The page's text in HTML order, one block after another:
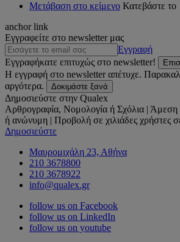
Μετάβαση στο κείμενο Κατεβάστε το
anchor link
Εγγραφείτε στο newsletter μας
Εγγραφή
Εγγραφήκατε επιτυχώς στο newsletter!
Η εγγραφή στο newsletter απέτυχε.
αργότερα.
Δοκιμάστε ξανά
Δημοσιεύστε στην Qualex
Αρθρογραφία, Νομολογία ή Σχόλια |
ή ανώνυμη | Προβολή σε χιλιάδες χρήστες
Δημοσιεύστε
Μαυρομιχάλη 23, Αθήνα
210 3678800
210 3678922
info@qualex.gr
follow us on Facebook
follow us on LinkedIn
follow us on youtube